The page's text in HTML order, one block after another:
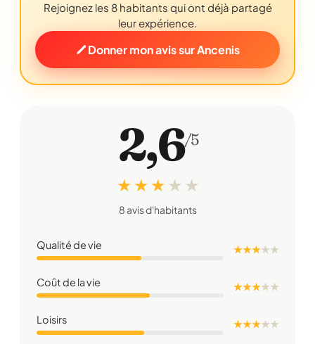
Rejoignez les 8 habitants qui ont déjà partagé
leur expérience.
Donner mon avis sur Ancenis
2,6/5
★ ★ ★ ★ ★
8 avis d'habitants
Qualité de vie ★ ★ ★★★
Coût de la vie ★ ★ ★★★
Loisirs ★ ★ ★★★